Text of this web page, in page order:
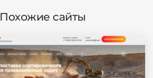
Похожие сайты